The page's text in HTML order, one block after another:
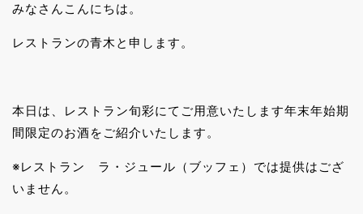
みなさんこんにちは。
レストランの青木と申します。
本日は、レストラン旬彩にてご用意いたします年末年始期
間限定のお酒をご紹介いたします。
※レストラン ラ・ジュール（ブッフェ）では提供はござ
いません。